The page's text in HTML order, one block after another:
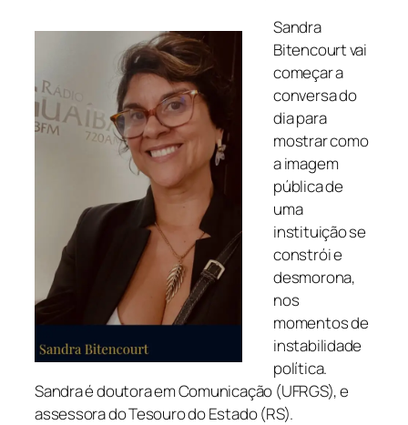
Sandra
Bitencourt vai
começar a
conversa do
dia para
mostrar como
a imagem
pública de
uma
instituição se
constrói e
desmorona,
nos
momentos de
instabilidade
política.
Sandra é doutora em Comunicação (UFRGS), e
assessora do Tesouro do Estado (RS).